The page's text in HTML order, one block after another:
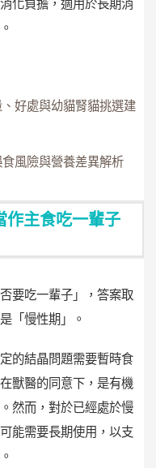
化負擔，適用於長期消
好處與幼貓腎貓挑選建
風險與營養差異解析
作主食吃一輩子
要吃一輩子」，答案取
「慢性期」。
的結晶問題需要暫時食
獸醫的同意下，是有機
然而，對於已經處於慢
能需要長期使用，以支